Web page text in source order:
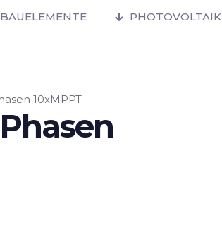
BAUELEMENTE PHOTOVOLTAIK
10xMPPT